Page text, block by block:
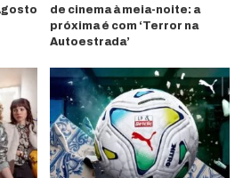
de cinema à meia-noite: a
próxima é com ‘Terror na
Autoestrada’